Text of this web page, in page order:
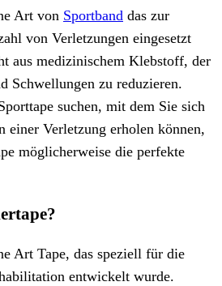
Art von Sportband das zur
von Verletzungen eingesetzt
aus medizinischem Klebstoff, der
Schwellungen zu reduzieren.
suchen, mit dem Sie sich
einer Verletzung erholen können,
möglicherweise die perfekte
Art Tape, das speziell für die
entwickelt wurde.